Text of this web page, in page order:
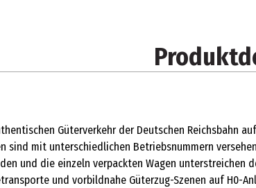
Güterverkehr der Deutschen
sind mit unterschiedlichen Betriebsnummern
und die einzeln verpackten Wagen unterstreichen
und vorbildnahe Güterzug-Szenen auf H0-